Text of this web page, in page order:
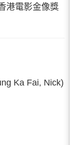
港電影金像獎
Ka Fai, Nick)